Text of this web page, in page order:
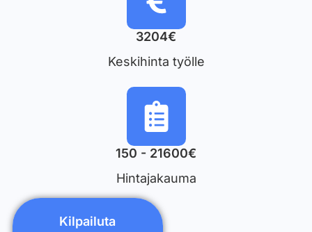
3204€
Keskihinta työlle
150 - 21600€
Hintajakauma
Kilpailuta